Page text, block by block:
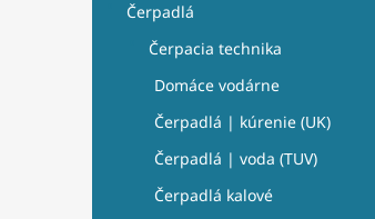
Čerpadlá
Čerpacia technika
Domáce vodárne
Čerpadlá | kúrenie (UK)
Čerpadlá | voda (TUV)
Čerpadlá kalové